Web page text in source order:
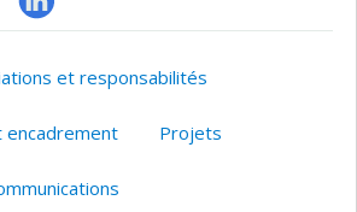
LinkedIn
et responsabilités
encadrement Projets